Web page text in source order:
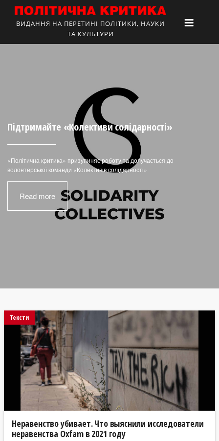
ВИДАННЯ НА ПЕРЕТИНІ ПОЛІТИКИ, НАУКИ
ТА КУЛЬТУРИ
Підтримайте «Колективи солідарності»
«Політична критика» призупиняє роботу та долучається до
волонтерської команди «Колективів солідарності»
Read more
Тексти
Неравенство убивает. Что выяснили исследователи
неравенства Oxfam в 2021 году